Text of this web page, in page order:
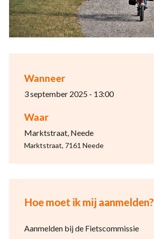
Wanneer
3 september 2025 - 13:00
Waar
Marktstraat, Neede
Marktstraat, 7161 Neede
Hoe moet ik mij aanmelden?
Aanmelden bij de Fietscommissie